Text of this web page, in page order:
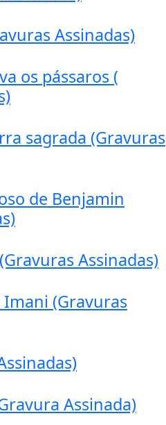
Assinadas)
os pássaros (
sagrada (Gravuras
de Benjamin
Assinadas)
Imani (Gravuras
Assinada)